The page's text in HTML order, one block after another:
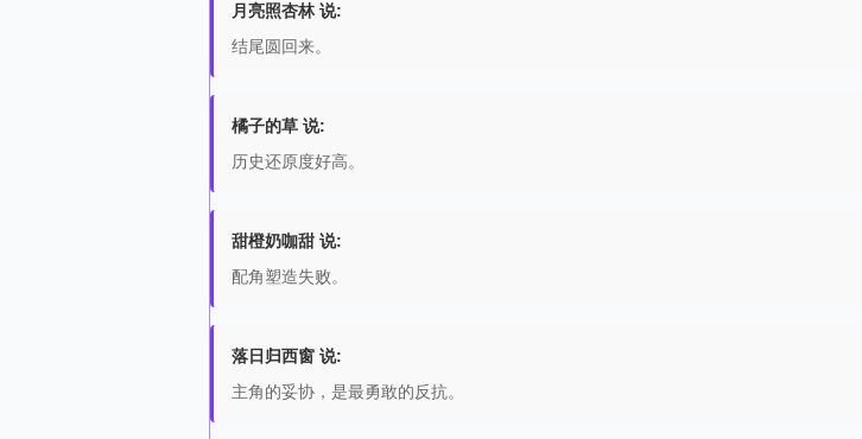
月亮照杏林 说:
结尾圆回来。
橘子的草 说:
历史还原度好高。
甜橙奶咖甜 说:
配角塑造失败。
落日归西窗 说:
主角的妥协，是最勇敢的反抗。